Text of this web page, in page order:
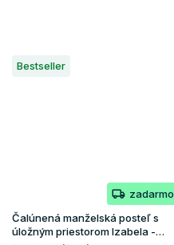
Bestseller
zadarmo
Čalúnená manželská posteľ s
úložným priestorom Izabela -